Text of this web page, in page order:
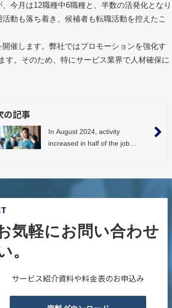
今月は12職種中6職種と、半数の活発化となり
動も落ち着き、候補者も転職活動を控えたこ
催します。弊社ではプロモーションを強化す
す。そのため、特にサービス業界で人材確保に
の記事
In August 2024, activity
increased in half of the job
"Executive/Management"
気軽にお問い合わせ
。
サービス紹介資料や料金表のお申込み